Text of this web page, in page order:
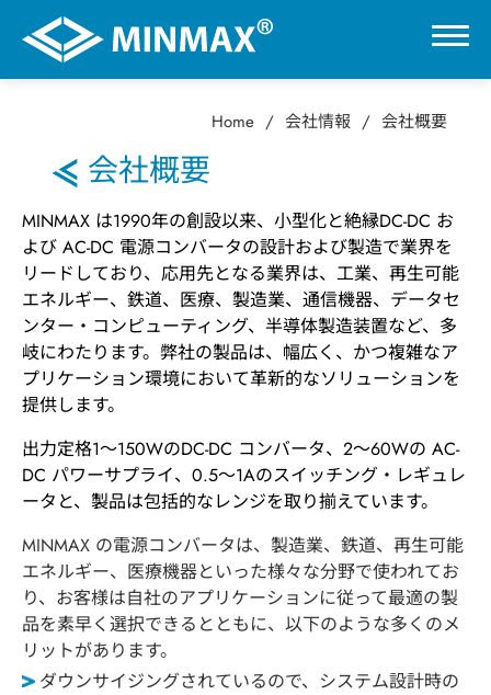
Home 会社情報 会社概要
会社概要
MINMAX は1990年の創設以来、小型化と絶縁DC-DC お
よび AC-DC 電源コンバータの設計および製造で業界を
リードしており、応用先となる業界は、工業、再生可能
エネルギー、鉄道、医療、製造業、通信機器、データセ
ンター・コンピューティング、半導体製造装置など、多
岐にわたります。弊社の製品は、幅広く、かつ複雑なア
プリケーション環境において革新的なソリューションを
提供します。
出力定格1～150WのDC-DC コンバータ、2～60Wの AC-
DC パワーサプライ、0.5～1Aのスイッチング・レギュレ
ータと、製品は包括的なレンジを取り揃えています。
MINMAX の電源コンバータは、製造業、鉄道、再生可能
エネルギー、医療機器といった様々な分野で使われてお
り、お客様は自社のアプリケーションに従って最適の製
品を素早く選択できるとともに、以下のような多くのメ
リットがあります。
ダウンサイジングされているので、システム設計時の
0
VR展示ホール
製品情報
用途分野
サポート
会社情報
会社概要
品質方針
安全規格